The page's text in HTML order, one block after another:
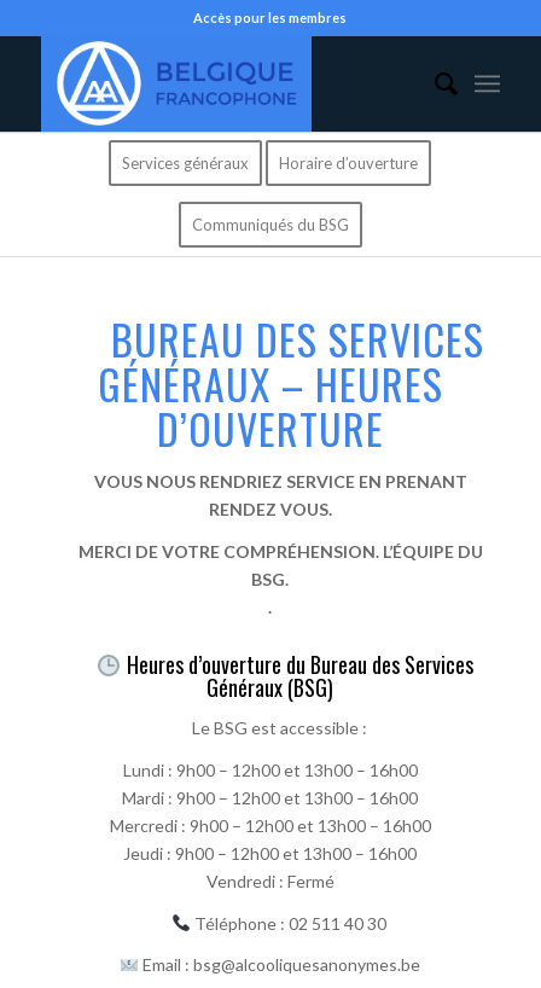
Accès pour les membres
Services généraux Horaire d’ouverture
Communiqués du BSG
BUREAU DES SERVICES
GÉNÉRAUX – HEURES
D’OUVERTURE
VOUS NOUS RENDRIEZ SERVICE EN PRENANT
RENDEZ VOUS.
MERCI DE VOTRE COMPRÉHENSION. L’ÉQUIPE DU
BSG.
.
Heures d’ouverture du Bureau des Services
Généraux (BSG)
Le BSG est accessible :
Lundi : 9h00 – 12h00 et 13h00 – 16h00
Mardi : 9h00 – 12h00 et 13h00 – 16h00
Mercredi : 9h00 – 12h00 et 13h00 – 16h00
Jeudi : 9h00 – 12h00 et 13h00 – 16h00
Vendredi : Fermé
Téléphone : 02 511 40 30
Email : bsg@alcooliquesanonymes.be